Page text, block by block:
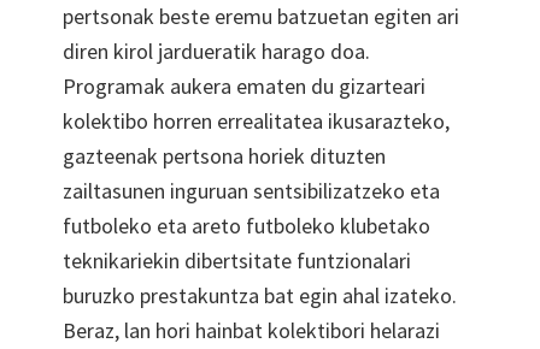
pertsonak beste eremu batzuetan egiten ari
diren kirol jardueratik harago doa.
Programak aukera ematen du gizarteari
kolektibo horren errealitatea ikusarazteko,
gazteenak pertsona horiek dituzten
zailtasunen inguruan sentsibilizatzeko eta
futboleko eta areto futboleko klubetako
teknikariekin dibertsitate funtzionalari
buruzko prestakuntza bat egin ahal izateko.
Beraz, lan hori hainbat kolektibori helarazi